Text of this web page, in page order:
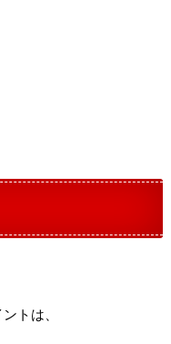
トは、